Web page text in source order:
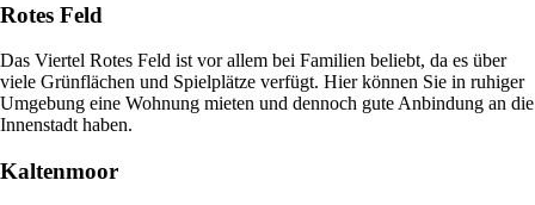
Rotes Feld
Das Viertel Rotes Feld ist vor allem bei Familien beliebt, da es über
viele Grünflächen und Spielplätze verfügt. Hier können Sie in ruhiger
Umgebung eine Wohnung mieten und dennoch gute Anbindung an die
Innenstadt haben.
Kaltenmoor